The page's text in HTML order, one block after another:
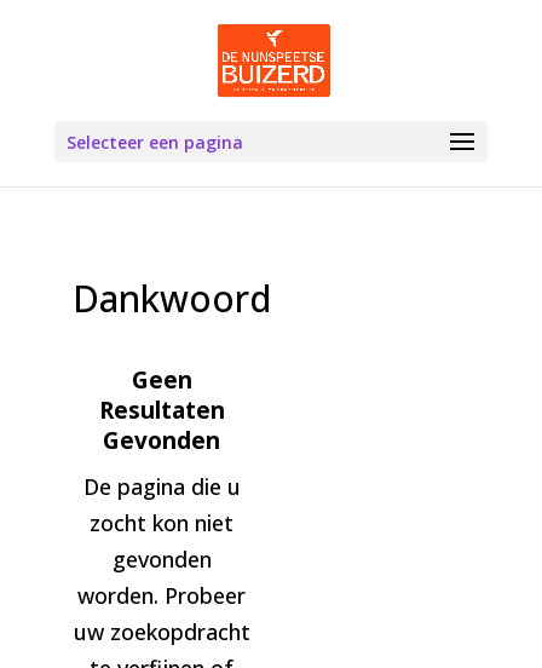
Selecteer een pagina
Dankwoord
Geen
Resultaten
Gevonden
De pagina die u
zocht kon niet
gevonden
worden. Probeer
uw zoekopdracht